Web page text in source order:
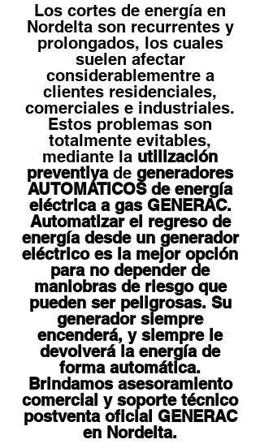
Los cortes de energía en
Nordelta son recurrentes y
prolongados, los cuales
suelen afectar
considerablementre a
clientes residenciales,
comerciales e industriales.
Estos problemas son
totalmente evitables,
mediante la utilización
preventiva de generadores
AUTOMÁTICOS de energía
eléctrica a gas GENERAC.
Automatizar el regreso de
energía desde un generador
eléctrico es la mejor opción
para no depender de
maniobras de riesgo que
pueden ser peligrosas. Su
generador siempre
encenderá, y siempre le
devolverá la energía de
forma automática.
Brindamos asesoramiento
comercial y soporte técnico
postventa oficial GENERAC
en Nordelta.